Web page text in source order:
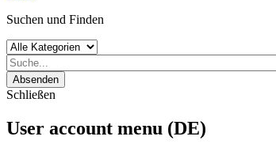
Suchen und Finden
Absenden
Schließen
User account menu (DE)